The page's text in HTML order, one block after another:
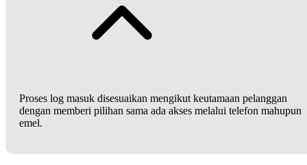
Proses log masuk disesuaikan mengikut keutamaan pelanggan
dengan memberi pilihan sama ada akses melalui telefon mahupun
emel.